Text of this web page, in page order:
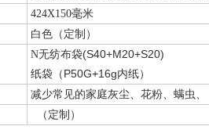
424X150毫米
白色（定制）
N无纺布袋(S40+M20+S20)
纸袋（P50G+16g内纸）
减少常见的家庭灰尘、花粉、螨虫
（定制）